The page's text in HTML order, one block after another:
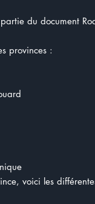
du document
provinces :
voici les